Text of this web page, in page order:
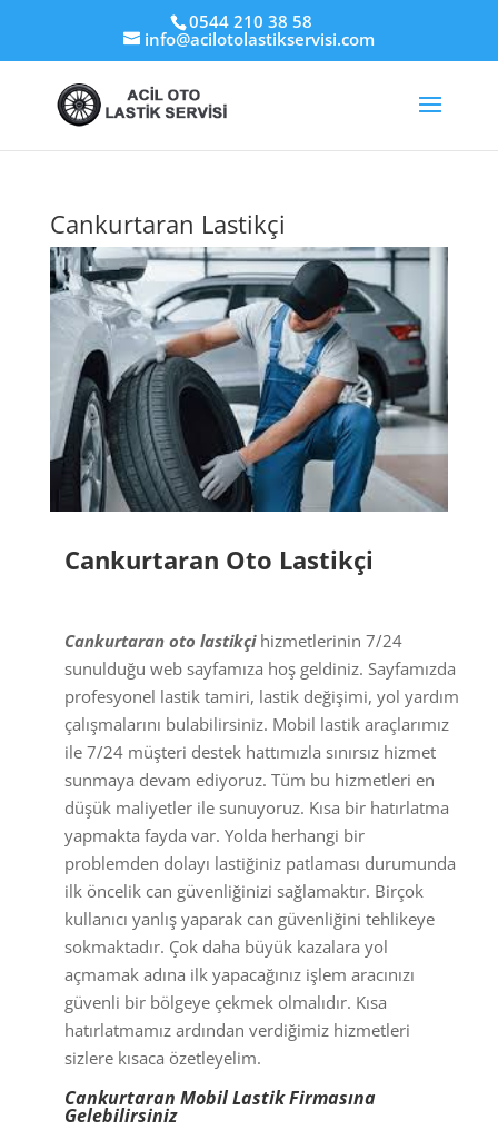
0544 210 38 58
info@acilotolastikservisi.com
Cankurtaran Lastikçi
Cankurtaran Oto Lastikçi
Cankurtaran oto lastikçihizmetlerinin 7/24
sunulduğu web sayfamıza hoş geldiniz. Sayfamızda
profesyonel lastik tamiri, lastik değişimi, yol yardım
çalışmalarını bulabilirsiniz. Mobil lastik araçlarımız
ile 7/24 müşteri destek hattımızla sınırsız hizmet
sunmaya devam ediyoruz. Tüm bu hizmetleri en
düşük maliyetler ile sunuyoruz. Kısa bir hatırlatma
yapmakta fayda var. Yolda herhangi bir
problemden dolayı lastiğiniz patlaması durumunda
ilk öncelik can güvenliğinizi sağlamaktır. Birçok
kullanıcı yanlış yaparak can güvenliğini tehlikeye
sokmaktadır. Çok daha büyük kazalara yol
açmamak adına ilk yapacağınız işlem aracınızı
güvenli bir bölgeye çekmek olmalıdır. Kısa
hatırlatmamız ardından verdiğimiz hizmetleri
sizlere kısaca özetleyelim.
Cankurtaran Mobil Lastik Firmasına
Gelebilirsiniz